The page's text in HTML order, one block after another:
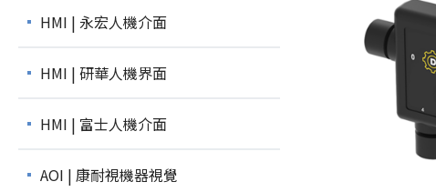
HMI | 永宏人機介面
HMI | 研華人機界面
HMI | 富士人機介面
AOI | 康耐視機器視覺